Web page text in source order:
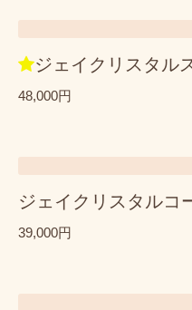
ジェイクリスタル
48,000円
ジェイクリスタルコ
39,000円